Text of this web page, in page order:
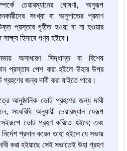
চেয়ারম্যানের ঘোষণা, অনুরূপ
সংখ্যা বা অনুপাতের প্রমাণ
প্রস্তাব গৃহীত হওয়া বা না হওয়ার
সাক্ষ্য হিসাবে গণ্য হইবে।
অসাধারণ সিদ্ধান্ত বা বিশেষ
প্রস্তাব পেশ করা হইলে উহার উপর
জন্য দাবী করা যাইতে পারে।
আনুষ্ঠানিক ভোট গ্রহণের জন্য দাবী
সংঘবিধি অনুযায়ী চেয়ারম্যান যেরূপ
সেইরূপে ভোট গ্রহণ করিতে হইবে; এবং
নির্দেশ প্রদান করেন তাহা হইলে যে সভায়
করা হইয়াছে সেই সভাতেই উহা গ্রহণ